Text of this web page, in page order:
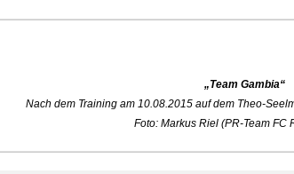
„Team Gambia“
Nach dem Training am 10.08.2015 auf dem Theo-
Foto: Markus Riel (PR-Team FC